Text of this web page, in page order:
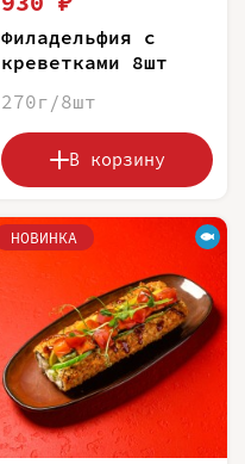
Филадельфия с
креветками 8шт
270г/8шт
В корзину
НОВИНКА